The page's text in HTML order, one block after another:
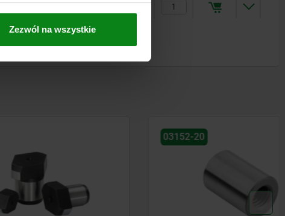
Zezwól na wszystkie
424,74 PLN